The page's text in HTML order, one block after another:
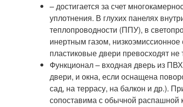
– достигается за счет
уплотнения. В глухих панелях
теплопроводности (ППУ), в
инертным газом,
пластиковые двери превосходят
Функционал – входная дверь из
двери, и окна, если оснащена
сад, на террасу, на балкон и др.).
сопоставима с обычной распашной